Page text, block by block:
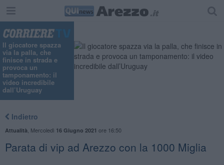
Il giocatore spazza
via la palla, che
finisce in strada e
provoca un
tamponamento: il
video incredibile
dall’Uruguay
Indietro
Attualità Mercoledì 16 Giugno 2021 ore 16:50
Parata di vip ad Arezzo con la 1000 Miglia